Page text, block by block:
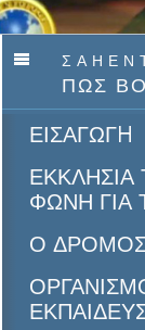
ΠΩΣ
ΕΙΣΑΓΩΓН
ΦΩΝΗ
Ο